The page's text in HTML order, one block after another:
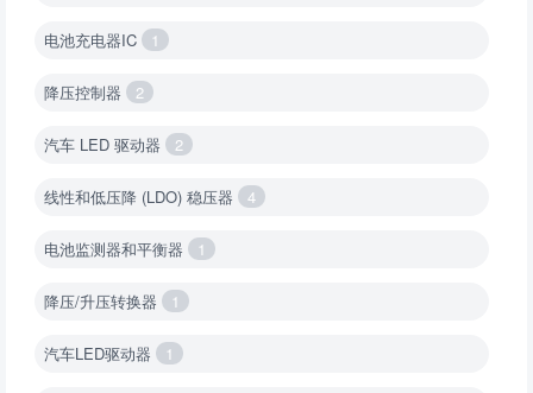
电池充电器IC 1
降压控制器 2
汽车 LED 驱动器 2
线性和低压降 (LDO) 稳压器 4
电池监测器和平衡器 1
降压/升压转换器 1
汽车LED驱动器 1